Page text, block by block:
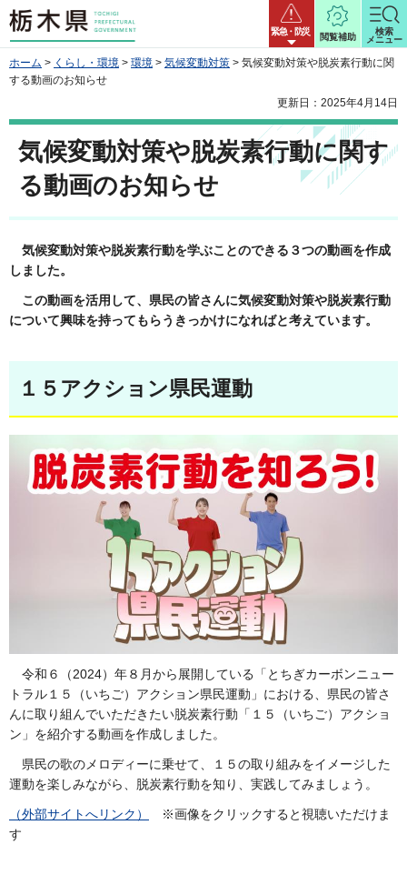
栃木県 緊急・防災
閲覧補助
検索
メニュー
ホーム > くらし・環境 > 環境 > 気候変動対策 > 気候変動対策や脱炭素行動に関
する動画のお知らせ
更新日：2025年4月14日
気候変動対策や脱炭素行動に関す
る動画のお知らせ
気候変動対策や脱炭素行動を学ぶことのできる３つの動画を作成
しました。
この動画を活用して、県民の皆さんに気候変動対策や脱炭素行動
について興味を持ってもらうきっかけになればと考えています。
１５アクション県民運動
令和６（2024）年８月から展開している「とちぎカーボンニュー
トラル１５（いちご）アクション県民運動」における、県民の皆さ
んに取り組んでいただきたい脱炭素行動「１５（いちご）アクショ
ン」を紹介する動画を作成しました。
県民の歌のメロディーに乗せて、１５の取り組みをイメージした
運動を楽しみながら、脱炭素行動を知り、実践してみましょう。
（外部サイトへリンク）
※画像をクリックすると視聴いただけま
す